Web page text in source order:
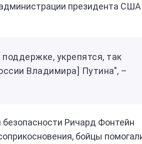
президента США
укрепятся, так
Владимира] Путина", –
Ричард Фонтейн
бойцы